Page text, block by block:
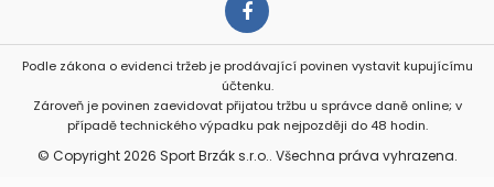
Podle zákona o evidenci tržeb je prodávající povinen vystavit kupujícímu
účtenku.
Zároveň je povinen zaevidovat přijatou tržbu u správce daně online; v
případě technického výpadku pak nejpozději do 48 hodin.
© Copyright 2026 Sport Brzák s.r.o.. Všechna práva vyhrazena.